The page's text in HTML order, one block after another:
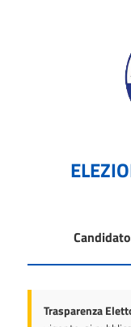
Trasparenza